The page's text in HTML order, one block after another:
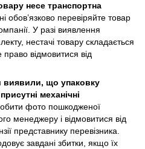
несе транспортна
обов’язково перевіряйте товар
У разі виявлення
нестачі товару складається
право відмовитися від
виявили, що упаковку
механічні
фото пошкодженої
менеджеру і відмовитися від
представнику перевізника.
завдані збитки, якщо їх